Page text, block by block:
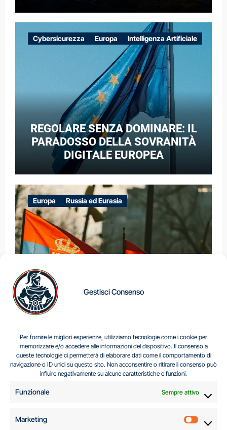
Gestisci Consenso
Per fornire le migliori esperienze, utilizziamo tecnologie come i cookie per
memorizzare e/o accedere alle informazioni del dispositivo. Il consenso a
queste tecnologie ci permetterà di elaborare dati come il comportamento di
navigazione o ID unici su questo sito. Non acconsentire o ritirare il consenso può
influire negativamente su alcune caratteristiche e funzioni.
Funzionale Sempre attivo
Marketing
CASO DELLE RETI ELETTRICHE
EUROPEE NEL CONTESTO DELLA
GUERRA IBRIDA
Cybersicurezza Europa Intelligenza Artificiale
REGOLARE SENZA DOMINARE: IL
PARADOSSO DELLA SOVRANITÀ
DIGITALE EUROPEA
Europa Russia ed Eurasia
Centro Analisi e Studi Italus © Tutti i diritti riservati